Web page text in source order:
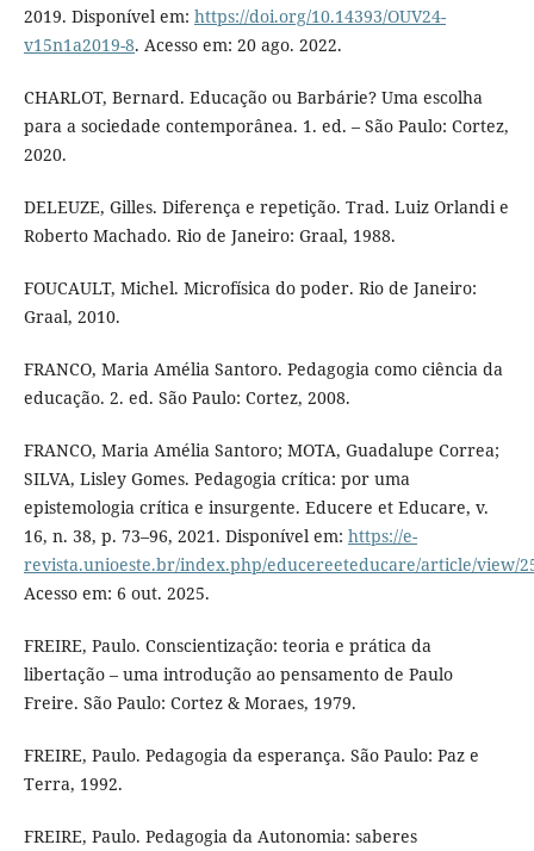
2019. Disponível em: https://doi.org/10.14393/OUV24-
v15n1a2019-8. Acesso em: 20 ago. 2022.
CHARLOT, Bernard. Educação ou Barbárie? Uma escolha
para a sociedade contemporânea. 1. ed. – São Paulo: Cortez,
2020.
DELEUZE, Gilles. Diferença e repetição. Trad. Luiz Orlandi e
Roberto Machado. Rio de Janeiro: Graal, 1988.
FOUCAULT, Michel. Microfísica do poder. Rio de Janeiro:
Graal, 2010.
FRANCO, Maria Amélia Santoro. Pedagogia como ciência da
educação. 2. ed. São Paulo: Cortez, 2008.
FRANCO, Maria Amélia Santoro; MOTA, Guadalupe Correa;
SILVA, Lisley Gomes. Pedagogia crítica: por uma
epistemologia crítica e insurgente. Educere et Educare, v.
16, n. 38, p. 73–96, 2021. Disponível em: https://e-
revista.unioeste.br/index.php/educereeteducare/article/view/
Acesso em: 6 out. 2025.
FREIRE, Paulo. Conscientização: teoria e prática da
libertação – uma introdução ao pensamento de Paulo
Freire. São Paulo: Cortez & Moraes, 1979.
FREIRE, Paulo. Pedagogia da esperança. São Paulo: Paz e
Terra, 1992.
FREIRE, Paulo. Pedagogia da Autonomia: saberes